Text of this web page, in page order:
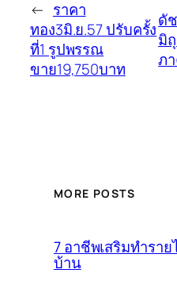
← ราคา
ทอง3มิ.ย.57 ปรับครั้ง
ที่1 รูปพรรณ
ขาย19,750บาท
ดั
มิ
ภ
MORE POSTS
7 อาชีพเสริมทำราย
บ้าน